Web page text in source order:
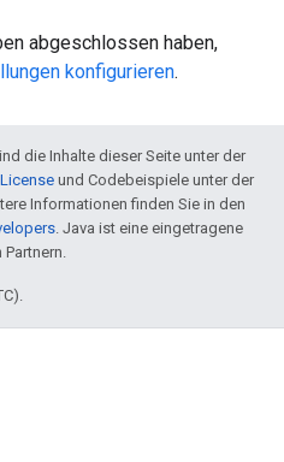
abgeschlossen haben,
konfigurieren.
die Inhalte dieser Seite unter der
und Codebeispiele unter der
Informationen finden Sie in den
. Java ist eine eingetragene